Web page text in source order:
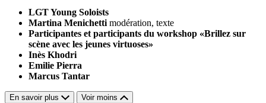
LGT Young Soloists
Martina Menichetti modération, texte
Participantes et participants du workshop «Brillez sur
scène avec les jeunes virtuoses»
Inès Khodri
Emilie Pierra
Marcus Tantar
En savoir plus Voir moins